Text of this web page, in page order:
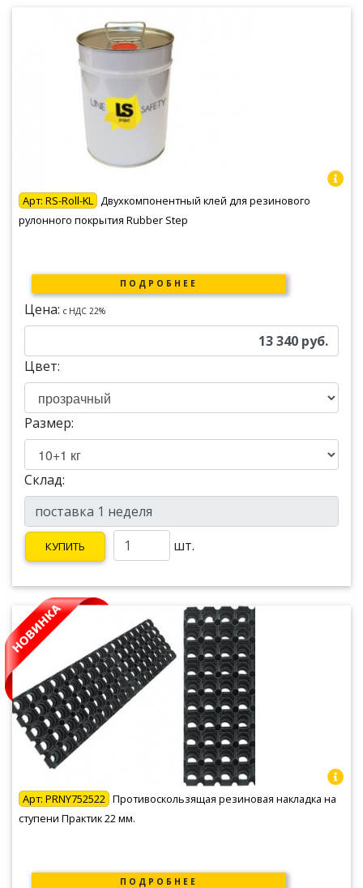
Арт: RS-Roll-KL Двухкомпонентный клей для резинового
рулонного покрытия Rubber Step
ПОДРОБНЕЕ
Цена: c НДС 22%
13 340 руб.
Цвет:
Размер:
Склад:
КУПИТЬ шт.
Арт: PRNY752522 Противоскользящая резиновая накладка на
ступени Практик 22 мм.
ПОДРОБНЕЕ